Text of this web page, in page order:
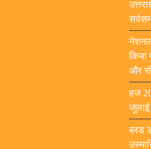
किया
और
हज
ब्लड